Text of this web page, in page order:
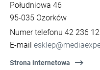
Południowa 46
95-035 Ozorków
Numer telefonu 42 236
E-mail
Strona internetowa